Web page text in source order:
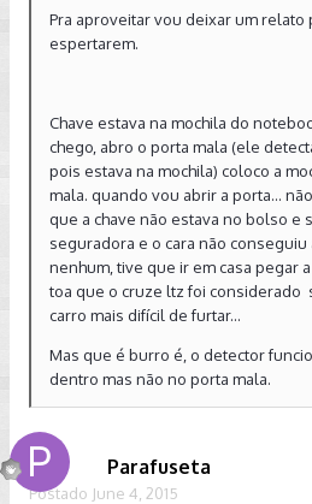
Pra aproveitar vou deixar um relato
espertarem.
Chave estava na mochila do
chego, abro o porta mala (ele
pois estava na mochila) coloco a
mala. quando vou abrir a porta...
que a chave não estava no bolso e
seguradora e o cara não
nenhum, tive que ir em casa pegar
toa que o cruze ltz foi considerado
carro mais difícil de furtar...
Mas que é burro é, o detector
dentro mas não no porta mala.
Parafuseta
Postado June 4, 2015